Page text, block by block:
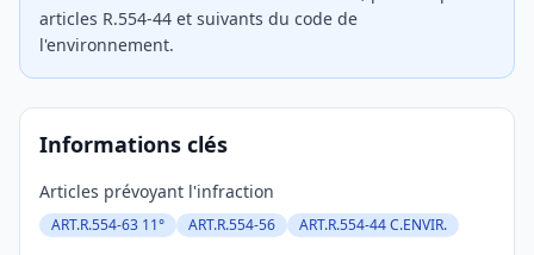
articles R.554-44 et suivants du code de
l'environnement.
Informations clés
Articles prévoyant l'infraction
ART.R.554-63 11° ART.R.554-56 ART.R.554-44 C.ENVIR.